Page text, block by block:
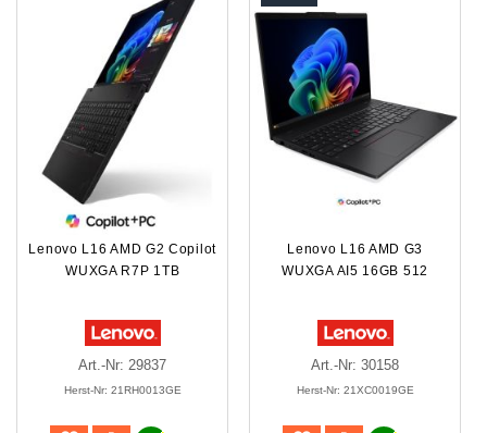
Lenovo L16 AMD G2 Copilot
WUXGA R7P 1TB
Art.-Nr: 29837
Herst-Nr: 21RH0013GE
Lenovo L16 AMD G3
WUXGA AI5 16GB 512
Art.-Nr: 30158
Herst-Nr: 21XC0019GE